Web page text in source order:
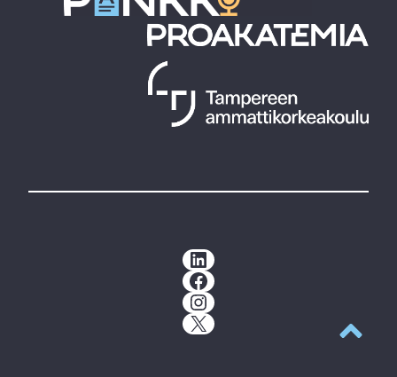
LinkedIn
Facebook
Instagram
X
Takaisin